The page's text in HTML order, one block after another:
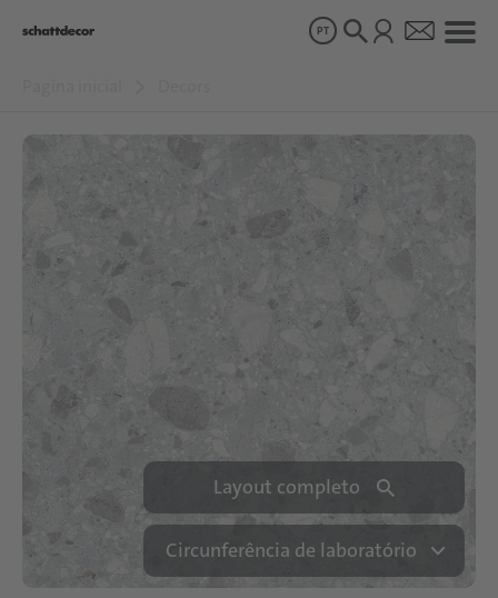
Sobre nós
Sustentabilidade
Carreiras
PT
Layout completo
Circunferência de laboratório